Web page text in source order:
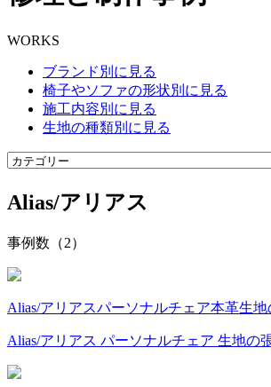
WORKS
ブランド別に見る
椅子やソファの形状別に見る
施工内容別に見る
生地の種類別に見る
Alias/アリアス
事例数（2）
Alias/アリアスパーソナルチェア本革生地
Alias/アリアス パーソナルチェア 生地の